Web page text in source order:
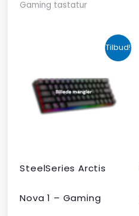
Gaming tastatur
Tilbud!
SteelSeries Arctis
Nova 1 – Gaming
oprindelige
pris
var:
kr. 424,00.
aktuelle
pris
er:
kr. 349,00.